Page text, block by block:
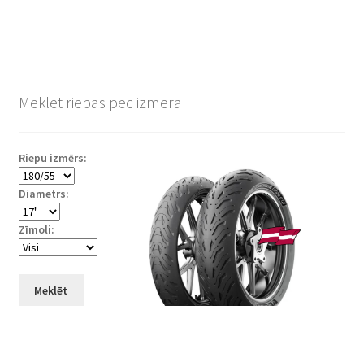
Meklēt riepas pēc izmēra
Riepu izmērs:
Diametrs:
Zīmoli:
Meklēt